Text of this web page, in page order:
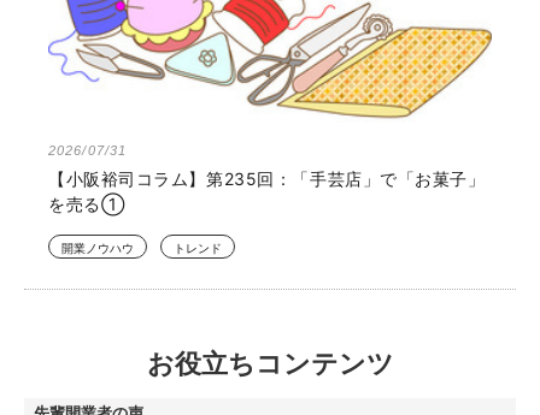
2026/07/31
【小阪裕司コラム】第235回：「手芸店」で「お菓子」
を売る①
開業ノウハウ トレンド
お役立ちコンテンツ